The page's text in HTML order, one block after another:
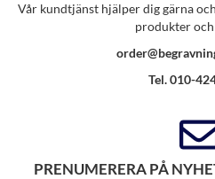
Vår kundtjänst hjälper dig gärna
produkter
Tel. 010-
PRENUMERERA PÅ